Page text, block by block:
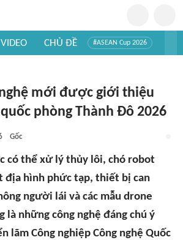
VIDEO CHỦ ĐỀ #ASEAN Cup 2026
mới được giới thiệu
phòng Thành Đô 2026
Gốc
có thể xử lý thủy lôi, chó robot
hình phức tạp, thiết bị can
người lái và các mẫu drone
là những công nghệ đáng chú ý
lãm Công nghiệp Công nghệ Quốc